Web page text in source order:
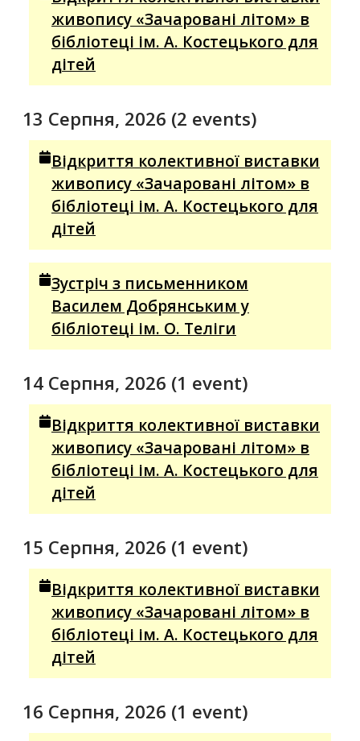
живопису «Зачаровані літом» в
бібліотеці ім. А. Костецького для
дітей
13 Серпня, 2026 (2 events)
Відкриття колективної виставки
живопису «Зачаровані літом» в
бібліотеці ім. А. Костецького для
дітей
Зустріч з письменником
Василем Добрянським у
бібліотеці ім. О. Теліги
14 Серпня, 2026 (1 event)
Відкриття колективної виставки
живопису «Зачаровані літом» в
бібліотеці ім. А. Костецького для
дітей
15 Серпня, 2026 (1 event)
Відкриття колективної виставки
живопису «Зачаровані літом» в
бібліотеці ім. А. Костецького для
дітей
16 Серпня, 2026 (1 event)